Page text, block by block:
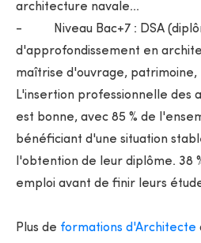
architecture navale...
- Niveau Bac+7 : DSA
d'approfondissement en
maîtrise d'ouvrage, patrimoine,
L'insertion professionnelle des
est bonne, avec 85 % de
bénéficiant d'une situation
l'obtention de leur diplôme. 38
emploi avant de finir leurs
Plus de formations d'Architecte